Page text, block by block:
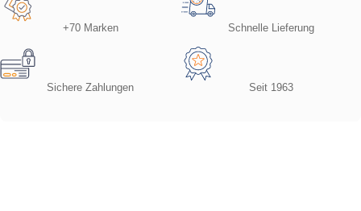
+70 Marken Schnelle Lieferung
Sichere Zahlungen Seit 1963